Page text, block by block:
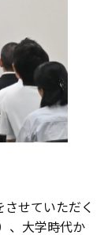
せていただく
、大学時代か